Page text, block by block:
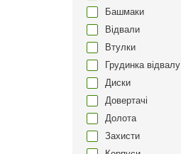
Башмаки
Відвали
Втулки
Грудинка відвалу
Диски
Довертачі
Долота
Захисти